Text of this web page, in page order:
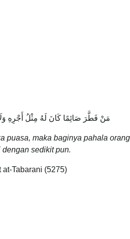
مَنْ فَطَّرَ صَائِمًا كَانَ لَهُ مِثْلُ أَجْرِهِ
puasa, maka baginya pahala
dengan sedikit pun.
at-Tabarani (5275)